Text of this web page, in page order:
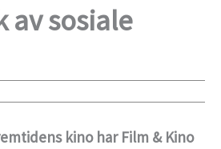
av sosiale
kino har Film & Kino